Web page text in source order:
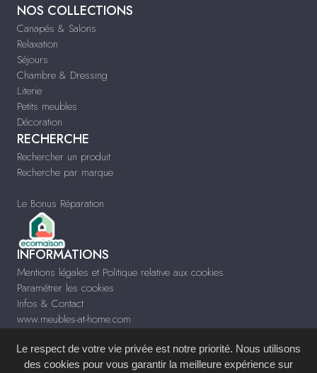
NOS COLLECTIONS
Canapés & Salons
Relaxation
Séjours
Chambre & Dressing
Literie
Petits meubles
Décoration
RECHERCHE
Rechercher un produit
Recherche par marque
Le Bonus Réparation
INFORMATIONS
Mentions légales et Politique relative aux cookies
Paramétrer les cookies
Infos & Contact
www.meubles-at-home.com
Le respect de votre vie privée est notre priorité. Nous utilisons
des cookies pour vous garantir la meilleure expérience sur